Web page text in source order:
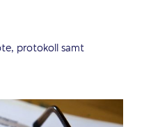
protokoll samt